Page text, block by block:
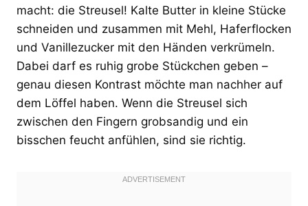
macht: die Streusel! Kalte Butter in kleine Stücke
schneiden und zusammen mit Mehl, Haferflocken
und Vanillezucker mit den Händen verkrümeln.
Dabei darf es ruhig grobe Stückchen geben –
genau diesen Kontrast möchte man nachher auf
dem Löffel haben. Wenn die Streusel sich
zwischen den Fingern grobsandig und ein
bisschen feucht anfühlen, sind sie richtig.